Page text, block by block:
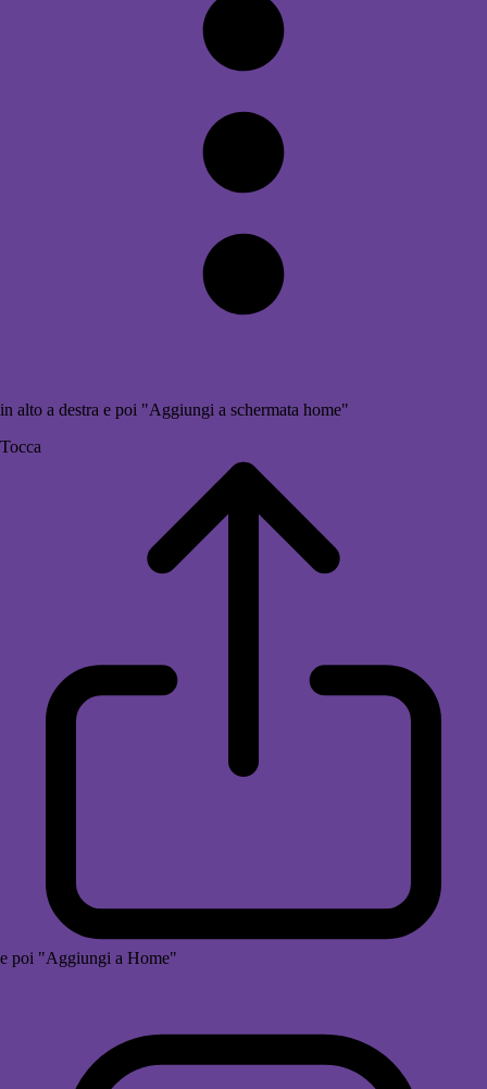
in alto a destra e poi "Aggiungi a schermata home"
Tocca
e poi "Aggiungi a Home"